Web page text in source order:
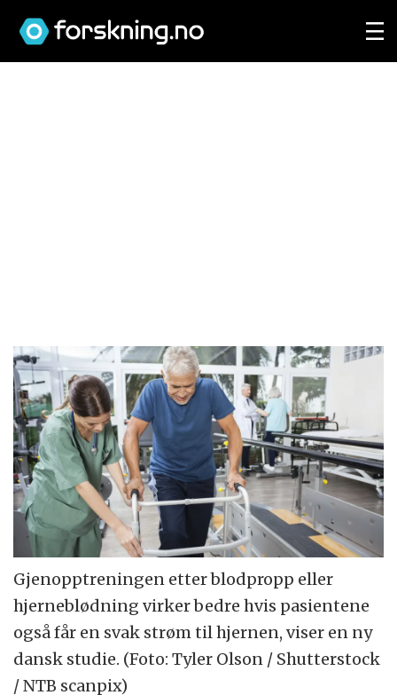
Gjenopptreningen etter blodpropp eller
hjerneblødning virker bedre hvis pasientene
også får en svak strøm til hjernen, viser en ny
dansk studie. (Foto: Tyler Olson / Shutterstock
/ NTB scanpix)